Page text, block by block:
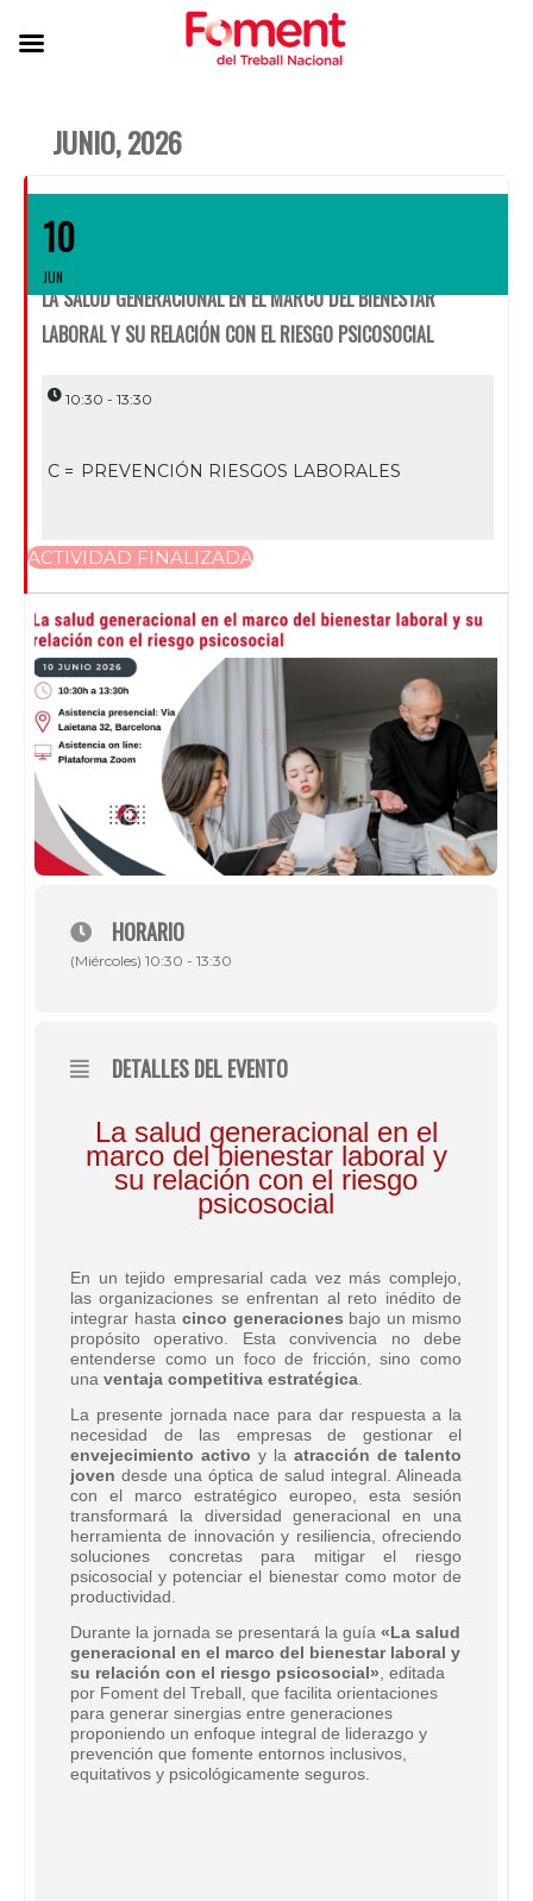
JUNIO, 2026
10
JUN
LA SALUD GENERACIONAL EN EL MARCO DEL BIENESTAR
LABORAL Y SU RELACIÓN CON EL RIESGO PSICOSOCIAL
10:30 - 13:30
C = PREVENCIÓN RIESGOS LABORALES
ACTIVIDAD FINALIZADA
HORARIO
(Miércoles) 10:30 - 13:30
DETALLES DEL EVENTO
La salud generacional en el
marco del bienestar laboral y
su relación con el riesgo
psicosocial
En un tejido empresarial cada vez más complejo,
las organizaciones se enfrentan al reto inédito de
integrar hasta cinco generaciones bajo un mismo
propósito operativo. Esta convivencia no debe
entenderse como un foco de fricción, sino como
una ventaja competitiva estratégica
La presente jornada nace para dar respuesta a la
necesidad de las empresas de gestionar el
envejecimiento activo y la atracción de talento
joven desde una óptica de salud integral. Alineada
con el marco estratégico europeo, esta sesión
transformará la diversidad generacional en una
herramienta de innovación y resiliencia, ofreciendo
soluciones concretas para mitigar el riesgo
psicosocial y potenciar el bienestar como motor de
productividad.
Durante la jornada se presentará la guía «La salud
generacional en el marco del bienestar laboral y
su relación con el riesgo psicosocial» , editada
por Foment del Treball, que facilita orientaciones
para generar sinergias entre generaciones
proponiendo un enfoque integral de liderazgo y
prevención que fomente entornos inclusivos,
equitativos y psicológicamente seguros.